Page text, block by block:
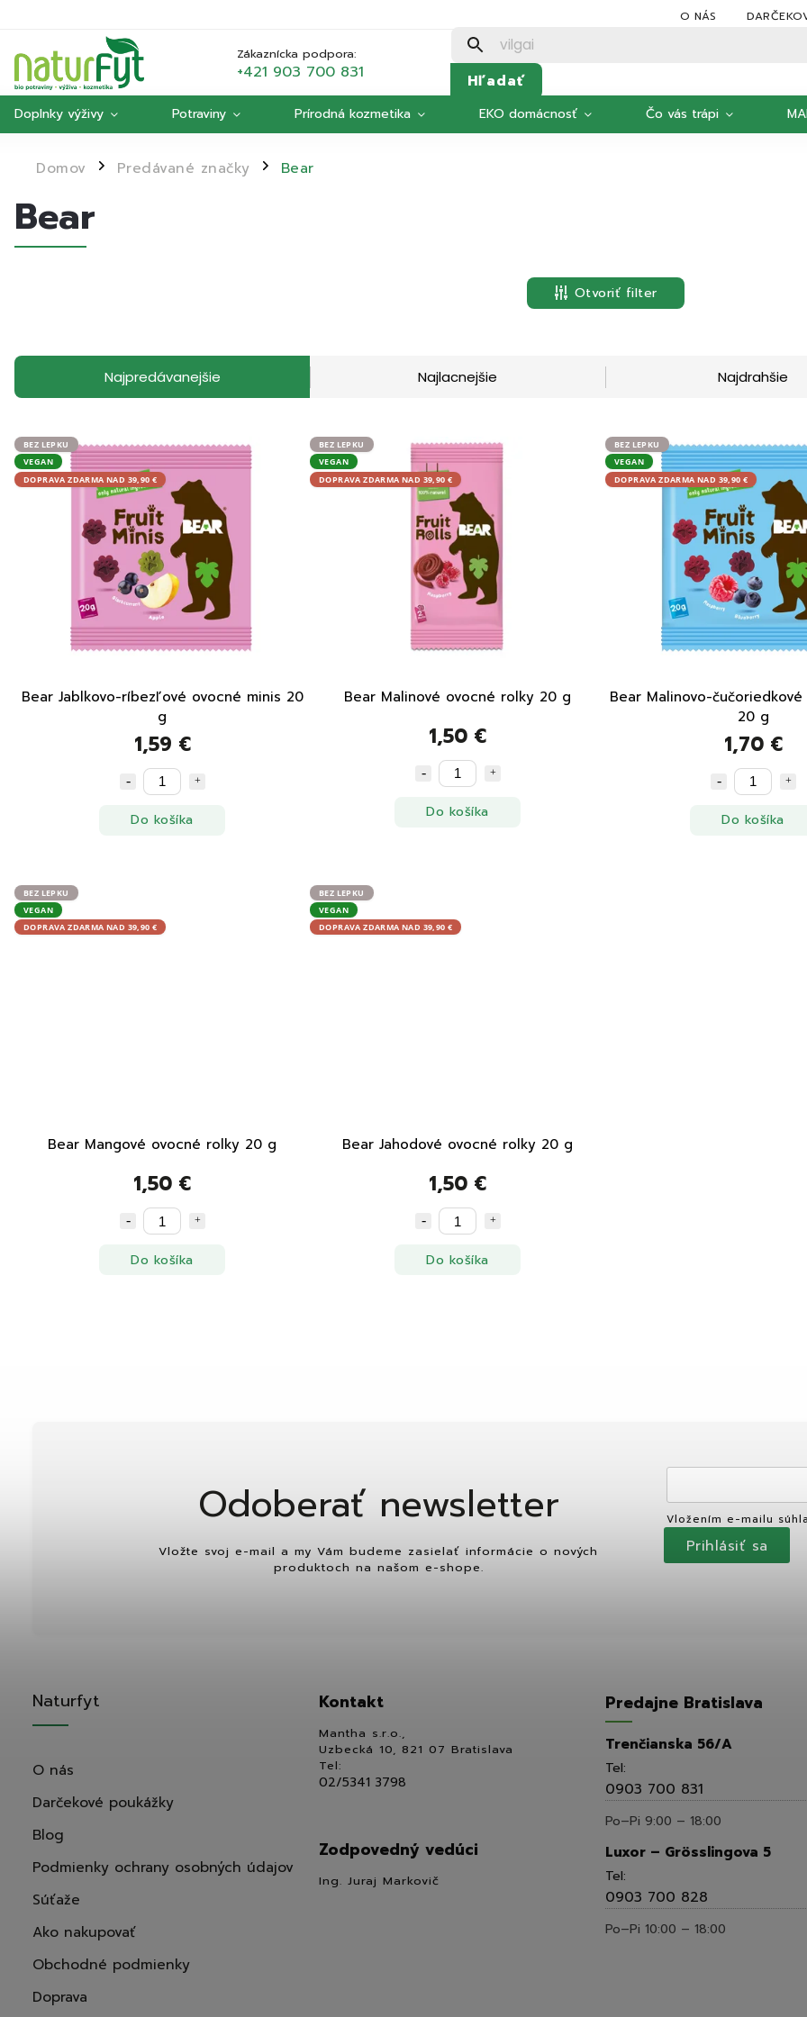
O NÁS
Zákaznícka podpora:
+421 903 700 831 Hľadať
Doplnky výživy Potraviny Prírodná kozmetika EKO domácnosť Čo vás trápi
Domov / Predávané značky / Bear
Bear
Otvoriť filter
Najpredávanejšie Najlacnejšie Najdrahšie
BEZ LEPKU
VEGAN
DOPRAVA ZDARMA NAD 39,90 €
Bear Jablkovo-ríbezľové ovocné minis 20
g
1,59 €
Do košíka
BEZ LEPKU
VEGAN
DOPRAVA ZDARMA NAD 39,90 €
Bear Malinové ovocné rolky 20 g
1,50 €
Do košíka
BEZ LEPKU
VEGAN
DOPRAVA ZDARMA NAD 39,90 €
Bear Malinovo-
20 g
1,70 €
Do košíka
BEZ LEPKU
VEGAN
DOPRAVA ZDARMA NAD 39,90 €
Bear Mangové ovocné rolky 20 g
1,50 €
Do košíka
BEZ LEPKU
VEGAN
DOPRAVA ZDARMA NAD 39,90 €
Bear Jahodové ovocné rolky 20 g
1,50 €
Do košíka
Odoberať newsletter
Vložte svoj e-mail a my Vám budeme zasielať informácie o nových
produktoch na našom e-shope.
Vložením e-mailu
Prihlásiť sa
Naturfyt
O nás
Darčekové poukážky
Blog
Podmienky ochrany osobných údajov
Súťaže
Ako nakupovať
Obchodné podmienky
Doprava
Kontakt
Mantha s.r.o.,
Uzbecká 10, 821 07 Bratislava
Tel:
02/5341 3798
Zodpovedný vedúci
Ing. Juraj Markovič
Predajne Bratislava
Trenčianska 56/A
Tel:
0903 700 831
Po–Pi 9:00 – 18:00
Luxor – Grösslingova 5
Tel:
0903 700 828
Po–Pi 10:00 – 18:00